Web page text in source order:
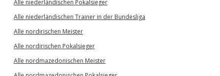
Alle niederländischen Pokalsieger
Alle niederländischen Trainer in der Bundesliga
Alle nordirischen Meister
Alle nordirischen Pokalsieger
Alle nordmazedonischen Meister